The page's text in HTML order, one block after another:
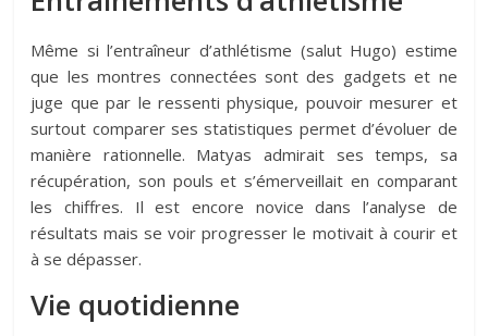
Même si l’entraîneur d’athlétisme (salut Hugo) estime
que les montres connectées sont des gadgets et ne
juge que par le ressenti physique, pouvoir mesurer et
surtout comparer ses statistiques permet d’évoluer de
manière rationnelle. Matyas admirait ses temps, sa
récupération, son pouls et s’émerveillait en comparant
les chiffres. Il est encore novice dans l’analyse de
résultats mais se voir progresser le motivait à courir et
à se dépasser.
Vie quotidienne